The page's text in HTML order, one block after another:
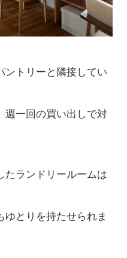
ントリーと隣接してい
週一回の買い出しで対
たランドリールームは
とりを持たせられま